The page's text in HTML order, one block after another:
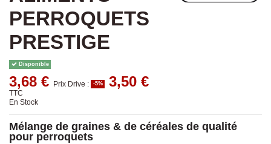
PERROQUETS
PRESTIGE
Disponible
3,68 € Prix Drive : -5% 3,50 €
TTC
En Stock
Mélange de graines & de céréales de qualité
pour perroquets